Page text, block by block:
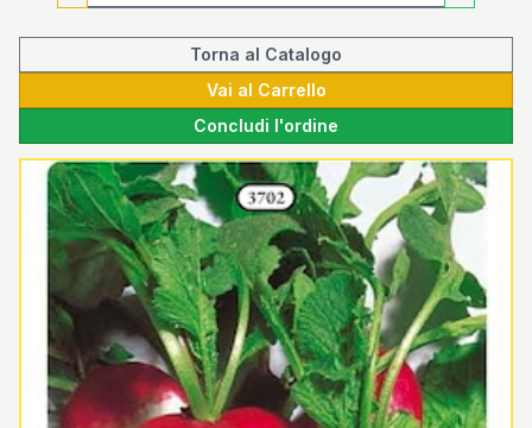
Torna al Catalogo
Vai al Carrello
Concludi l'ordine